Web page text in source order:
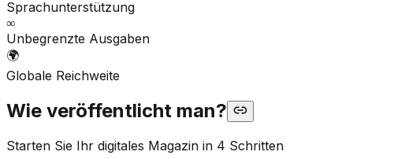
Sprachunterstützung
∞
Unbegrenzte Ausgaben
🌍
Globale Reichweite
Wie veröffentlicht man?
Starten Sie Ihr digitales Magazin in 4 Schritten